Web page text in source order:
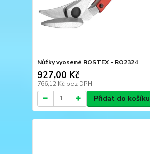
Nůžky vyosené ROSTEX - RO2324
927,00 Kč
766,12 Kč bez DPH
Přidat do košíku